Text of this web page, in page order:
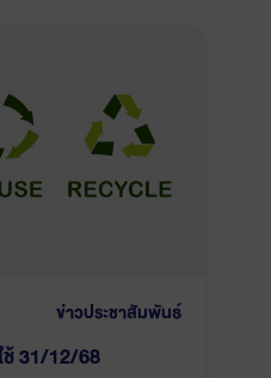
ข่าวประชาสัมพันธ์
ช้ 31/12/68